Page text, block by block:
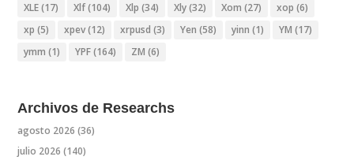
XLE(17) Xlf(104) Xlp (34) Xly(32) Xom (27) xop (6)
xp (5) xpev(12) xrpusd (3) Yen (58) yinn (1) YM (17)
ymm (1) YPF(164) ZM (6)
Archivos de Researchs
agosto 2026 (36)
julio 2026 (140)